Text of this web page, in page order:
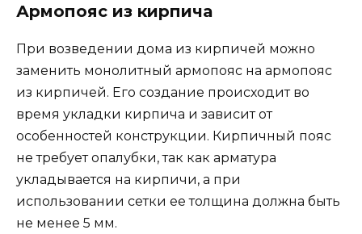
Армопояс из кирпича
При возведении дома из кирпичей можно
заменить монолитный армопояс на армопояс
из кирпичей. Его создание происходит во
время укладки кирпича и зависит от
особенностей конструкции. Кирпичный пояс
не требует опалубки, так как арматура
укладывается на кирпичи, а при
использовании сетки ее толщина должна быть
не менее 5 мм.